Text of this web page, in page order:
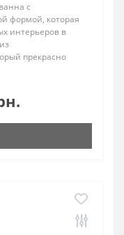
с
формой, которая
интерьеров в
прекрасно